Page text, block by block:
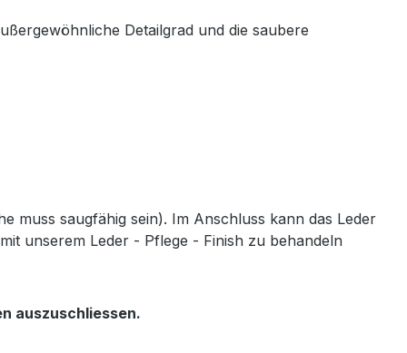
Detailgrad und die saubere
muss saugfähig sein). Im Anschluss kann das Leder
unserem Leder - Pflege - Finish zu behandeln
auszuschliessen.